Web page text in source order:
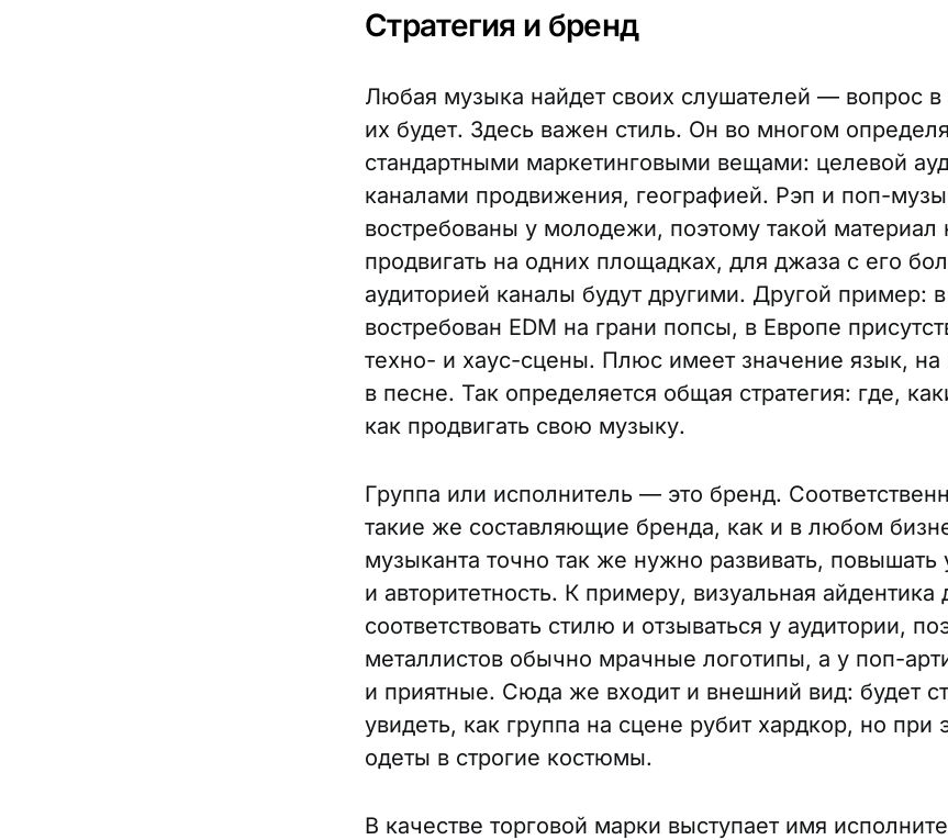
Стратегия и бренд
Любая музыка найдет своих слушателей — вопрос в
их будет. Здесь важен стиль. Он во многом
стандартными маркетинговыми вещами: целевой
каналами продвижения, географией. Рэп и поп-
востребованы у молодежи, поэтому такой материал
продвигать на одних площадках, для джаза с его
аудиторией каналы будут другими. Другой
востребован EDM на грани попсы, в Европе
техно- и хаус-сцены. Плюс имеет значение язык,
в песне. Так определяется общая стратегия: где,
как продвигать свою музыку.
Группа или исполнитель — это бренд.
такие же составляющие бренда, как и в любом
музыканта точно так же нужно развивать, повышать
и авторитетность. К примеру, визуальная айдентика
соответствовать стилю и отзываться у аудитории,
металлистов обычно мрачные логотипы, а у поп-
и приятные. Сюда же входит и внешний вид: будет
увидеть, как группа на сцене рубит хардкор, но при
одеты в строгие костюмы.
В качестве торговой марки выступает имя